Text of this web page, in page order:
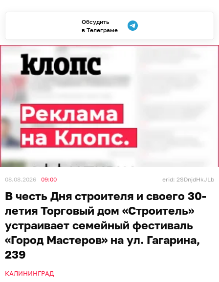
Обсудить
в Телеграме
08.08.2026 09:00 erid: 2SDnjdHkJLb
В честь Дня строителя и своего 30-
летия Торговый дом «Строитель»
устраивает семейный фестиваль
«Город Мастеров» на ул. Гагарина,
239
КАЛИНИНГРАД